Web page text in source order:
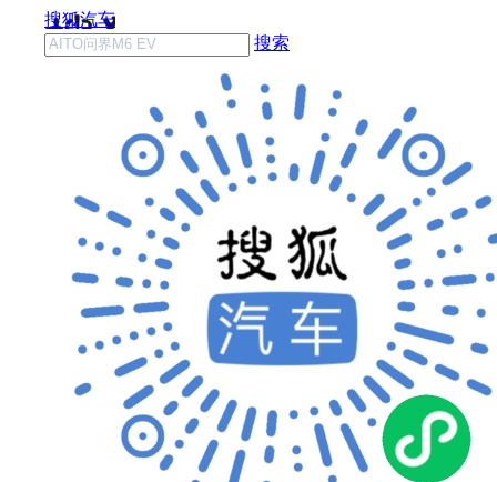
搜狐汽车
搜索